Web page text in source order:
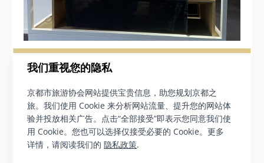
我们重视您的隐私
京都市旅游协会网站提供宝贵信息，助您规划京都之
旅。我们使用 Cookie 来分析网站流量、提升您的网站体
验并投放相关广告。点击“全部接受”即表示您同意我们使
用 Cookie。您也可以选择仅接受必要的 Cookie。更多
详情，请阅读我们的隐私政策.
“我们希望游客能够亲眼见证这些工艺品的制作过
而理解这些产品为何如此昂贵。”
博物馆提供的实践活动让人们可以触摸工艺品，亲身
体验它们的制作过程。八田表示，培养“优质”用户，